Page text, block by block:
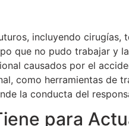
incluyendo
que no pudo trabajar y
causados por el
como herramientas de
la conducta del
para